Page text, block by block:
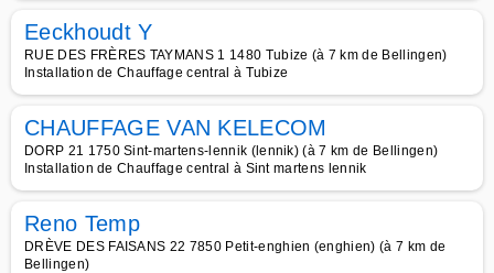
Eeckhoudt Y
RUE DES FRÈRES TAYMANS 1 1480 Tubize (à 7 km de Bellingen)
Installation de Chauffage central à Tubize
CHAUFFAGE VAN KELECOM
DORP 21 1750 Sint-martens-lennik (lennik) (à 7 km de Bellingen)
Installation de Chauffage central à Sint martens lennik
Reno Temp
DRÈVE DES FAISANS 22 7850 Petit-enghien (enghien) (à 7 km de
Bellingen)